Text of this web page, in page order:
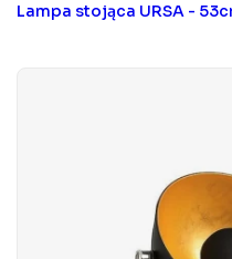
Lampa stojąca URSA -